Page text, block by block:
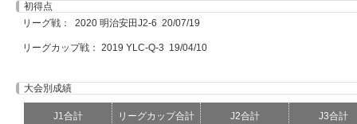
初得点
リーグ戦： 2020 明治安田J2-6 20/07/19
リーグカップ戦： 2019 YLC-Q-3 19/04/10
大会別成績
J1合計 リーグカップ合計 J2合計
J3合計